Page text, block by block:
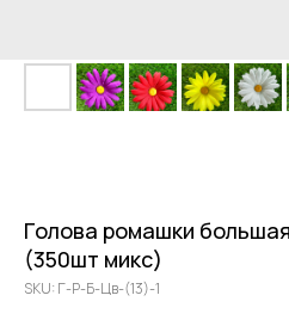
Голова ромашки
(350шт микс)
SKU: Г-Р-Б-Цв-(13)-1